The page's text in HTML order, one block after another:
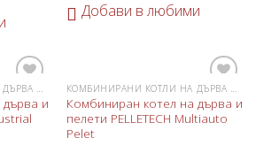
Добави в любими
Добави
в
любими
и
Добави
в
любими
Комбиниран котел на дърва и
пелети PELLETECH Multiauto
Pelet